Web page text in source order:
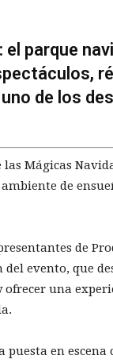
el parque
de los
Mágicas
de
de
del evento, que
ofrecer una
puesta en